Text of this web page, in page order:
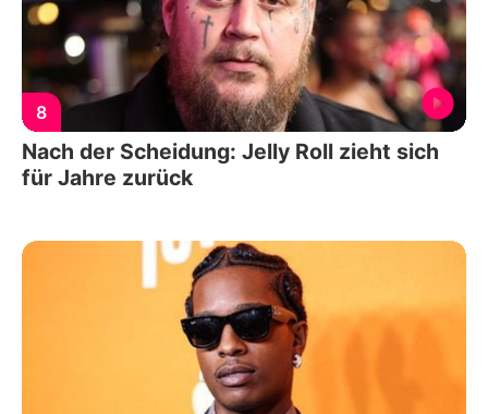
8
Nach der Scheidung: Jelly Roll zieht sich
für Jahre zurück